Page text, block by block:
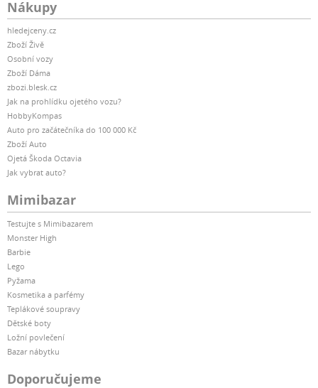
Nákupy
hledejceny.cz
Zboží Živě
Osobní vozy
Zboží Dáma
zbozi.blesk.cz
Jak na prohlídku ojetého vozu?
HobbyKompas
Auto pro začátečníka do 100 000 Kč
Zboží Auto
Ojetá Škoda Octavia
Jak vybrat auto?
Mimibazar
Testujte s Mimibazarem
Monster High
Barbie
Lego
Pyžama
Kosmetika a parfémy
Teplákové soupravy
Dětské boty
Ložní povlečení
Bazar nábytku
Doporučujeme